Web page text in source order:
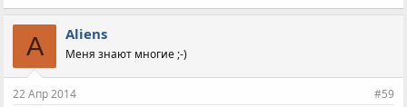
A Aliens
Меня знают многие ;-)
22 Апр 2014 #59